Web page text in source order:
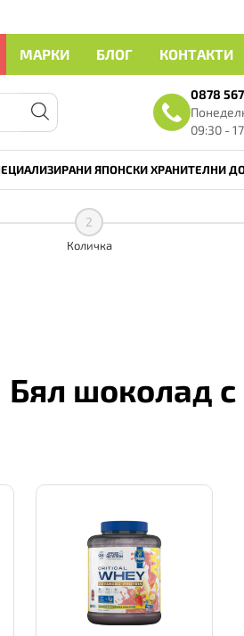
МАРКИ БЛОГ КОНТАКТИ
0878
09:30 -
ЯПОНСКИ ХРАНИТЕЛНИ
2
Количка
Бял шоколад